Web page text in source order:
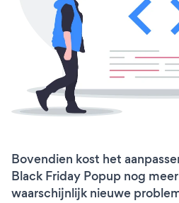
Bovendien kost het
Black Friday Popup nog
waarschijnlijk nieuwe